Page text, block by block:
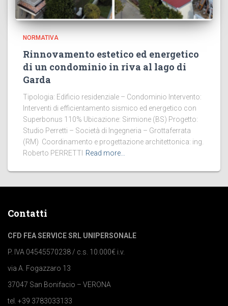
NORMATIVA
Rinnovamento estetico ed energetico
di un condominio in riva al lago di
Garda
Tipologia: Edificio residenziale – Condominio Intervento:
Interventi di efficientamento sismico ed energetico con
Superbonus 110% Ubicazione: Sirmione (BS) Progetto:
Studio Perretti – Società di Ingegneria – Grottaferrata
(RM) Coordinamento e progettazione architettonica: ing.
Roberto PERRETTI Read more…
Contatti
CFD FEA SERVICE SRL UNIPERSONALE
P. IVA 04545570238 / c.s. 10.000€ i.v.
via A. Fogazzaro 13
37047 San Bonifacio – VERONA
tel. +39 3783033133